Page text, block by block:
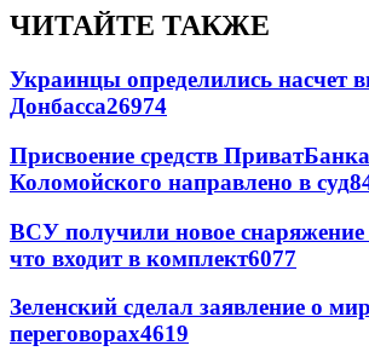
ЧИТАЙТЕ ТАКЖЕ
Украинцы определились насчет
Донбасса26974
Присвоение средств
Коломойского направлено в суд
ВСУ получили новое снаряжение
что входит в комплект6077
Зеленский сделал заявление о
переговорах4619